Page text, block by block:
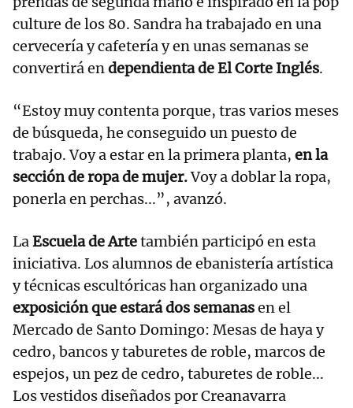
culture de los 80. Sandra ha trabajado en una
cervecería y cafetería y en unas semanas se
convertirá endependienta de El Corte Inglés.
“Estoy muy contenta porque, tras varios meses
de búsqueda, he conseguido un puesto de
trabajo. Voy a estar en la primera planta, en la
sección de ropa de mujer.Voy a doblar la ropa,
ponerla en perchas...”, avanzó.
LaEscuela de Artetambién participó en esta
iniciativa. Los alumnos de ebanistería artística
y técnicas escultóricas han organizado una
exposición que estará dos semanasen el
Mercado de Santo Domingo: Mesas de haya y
cedro, bancos y taburetes de roble, marcos de
espejos, un pez de cedro, taburetes de roble...
Los vestidos diseñados por Creanavarra